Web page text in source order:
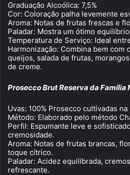
Graduação Alcoólica: 7,5%
Cor: Coloração palha levemente
Aroma: Notas de frutas frescas e
Paladar: Mostra um ótimo
Temperatura de Serviço: Ideal
Harmonização: Combina bem com
queijos, salada de frutas,
de creme.
Prosecco Brut Reserva da Família
Uvas: 100% Prosecco cultivadas
Método: Elaborado pelo método
Perfil: Espumante leve e
cremosidade.
Aroma: Notas de frutas brancas,
toque cítrico.
Paladar: Acidez equilibrada,
refrescante.